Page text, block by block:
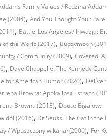
Family Values / Rodzina
(2004), And You Thought Your
, Battle: Los Angeles / Inwazja:
of the World (2017), Buddymoon
/ Community (2009), Covered:
, Dave Chappelle: The Kennedy
for American Humor (2020), Deliver
Browna: Apokalipsa i strach
Browna (2013), Deuce Bigalow:
dół (2016), Dr Seuss' The Cat in the
/ Wpuszczony w kanał (2006), For